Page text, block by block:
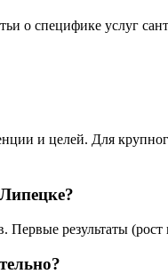
о специфике услуг
и целей. Для
результаты